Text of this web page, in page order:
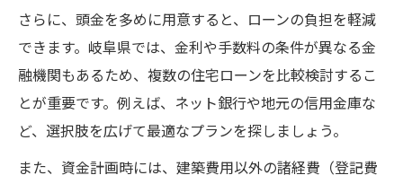
さらに、頭金を多めに用意すると、ローンの負担を軽減
できます。岐阜県では、金利や手数料の条件が異なる金
融機関もあるため、複数の住宅ローンを比較検討するこ
とが重要です。例えば、ネット銀行や地元の信用金庫な
ど、選択肢を広げて最適なプランを探しましょう。
また、資金計画時には、建築費用以外の諸経費（登記費